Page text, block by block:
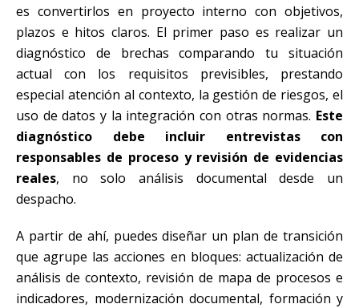
es convertirlos en proyecto interno con objetivos,
plazos e hitos claros. El primer paso es realizar un
diagnóstico de brechas comparando tu situación
actual con los requisitos previsibles, prestando
especial atención al contexto, la gestión de riesgos, el
uso de datos y la integración con otras normas. Este
diagnóstico debe incluir entrevistas con
responsables de proceso y revisión de evidencias
reales, no solo análisis documental desde un
despacho.
A partir de ahí, puedes diseñar un plan de transición
que agrupe las acciones en bloques: actualización de
análisis de contexto, revisión de mapa de procesos e
indicadores, modernización documental, formación y